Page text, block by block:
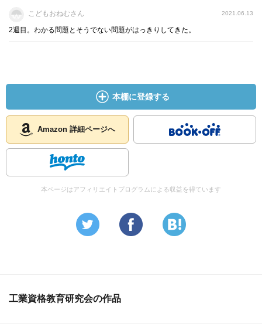
こどもおねむさん 2021.06.13
2週目。わかる問題とそうでない問題がはっきりしてきた。
本棚に登録する
Amazon 詳細ページへ
本ページはアフィリエイトプログラムによる収益を得ています
工業資格教育研究会の作品